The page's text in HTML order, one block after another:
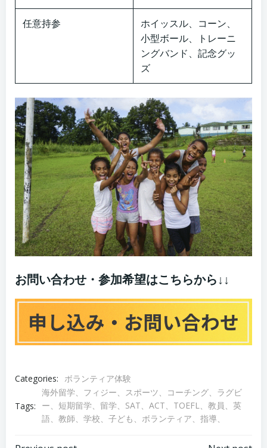
任意持参
ホイッスル、コーン、
小型ボール、トレーニ
ングバンド、記念グッ
ズ
お問い合わせ・参加希望はこちらから↓↓
Categories: ボランティア体験
Tags:
海外留学、フィジー、スポーツ、コーチング、ラグビ
ー、短期留学、留学、SAT、ACT、TOEFL、教員、英
語、教師、学校、子ども、ボランティア、指導、